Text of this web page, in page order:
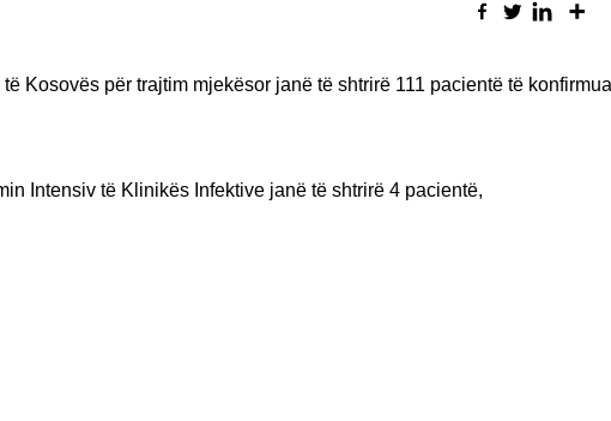
Kosovës për trajtim mjekësor janë të shtrirë 111 pacientë të
Intensiv të Klinikës Infektive janë të shtrirë 4 pacientë,